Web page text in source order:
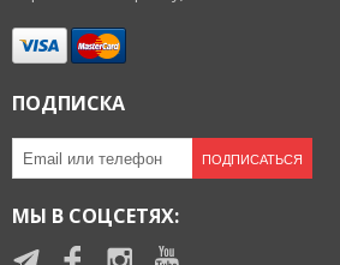
ПОДПИСКА
ПОДПИСАТЬСЯ
МЫ В СОЦСЕТЯХ: